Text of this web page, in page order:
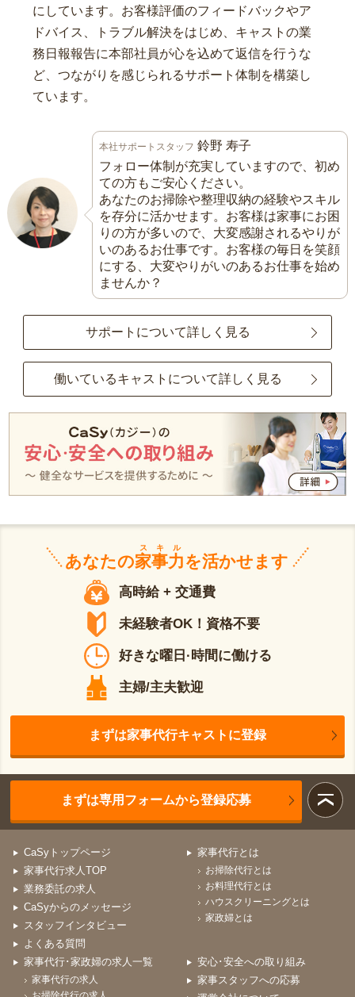
にしています。お客様評価のフィードバックやア
ドバイス、トラブル解決をはじめ、キャストの業
務日報報告に本部社員が心を込めて返信を行うな
ど、つながりを感じられるサポート体制を構築し
ています。
本社サポートスタッフ 鈴野 寿子
フォロー体制が充実していますので、初め
ての方もご安心ください。
あなたのお掃除や整理収納の経験やスキル
を存分に活かせます。お客様は家事にお困
りの方が多いので、大変感謝されるやりが
いのあるお仕事です。お客様の毎日を笑顔
にする、大変やりがいのあるお仕事を始め
ませんか？
サポートについて詳しく見る
働いているキャストについて詳しく見る
あなたの家事力
スキル
を活かせます
高時給 + 交通費
未経験者OK！資格不要
好きな曜日·時間に働ける
主婦/主夫歓迎
まずは家事代行キャストに登録
まずは専用フォームから登録応募
CaSyトップページ
家事代行求人TOP
業務委託の求人
CaSyからのメッセージ
スタッフインタビュー
よくある質問
家事代行とは
お掃除代行とは
お料理代行とは
ハウスクリーニングとは
家政婦とは
家事代行･家政婦の求人一覧
家事代行の求人
安心･安全への取り組み
家事スタッフへの応募